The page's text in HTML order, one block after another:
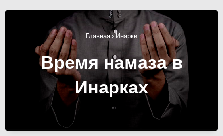
Главная›Инарки
Время намаза в
Инарках